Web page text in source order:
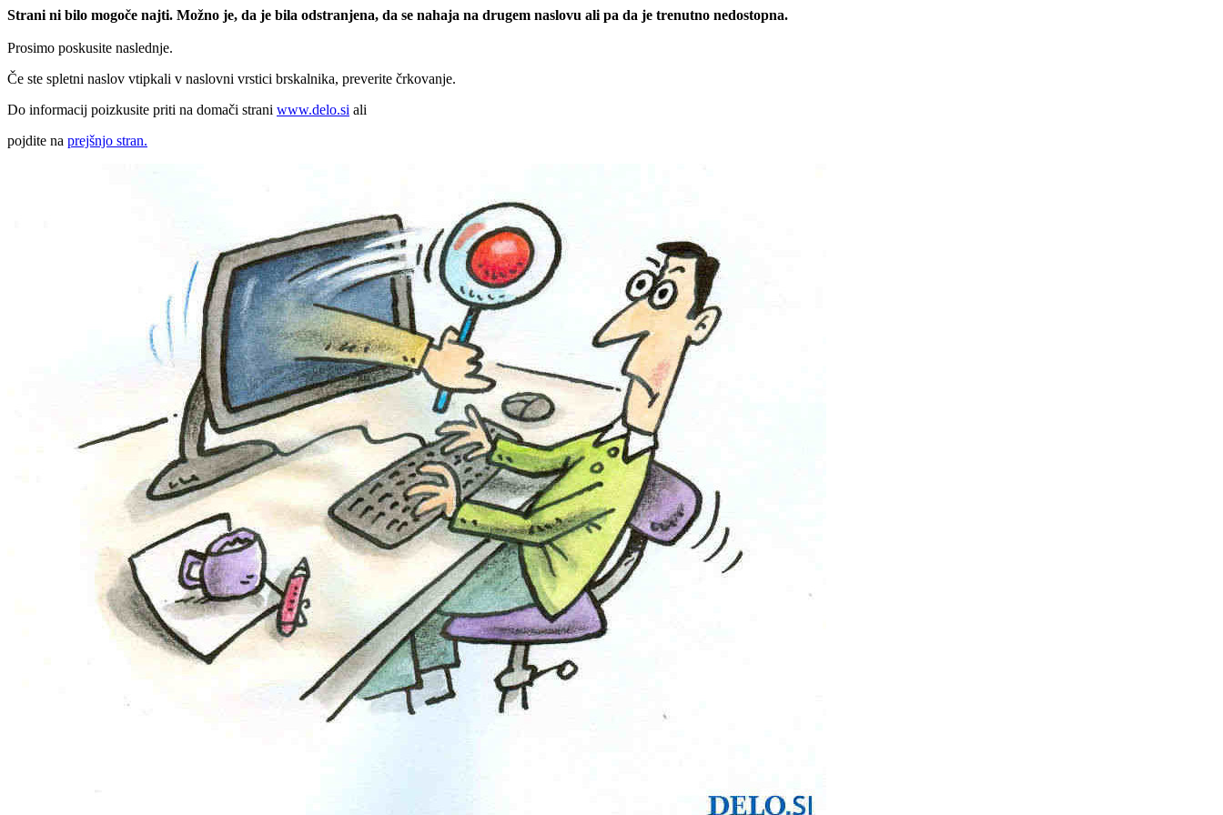
Strani ni bilo mogoče najti. Možno je, da je bila odstranjena, da se nahaja na drugem naslovu ali pa da je trenutno nedostopna.
Prosimo poskusite naslednje.
Če ste spletni naslov vtipkali v naslovni vrstici brskalnika, preverite črkovanje.
Do informacij poizkusite priti na domači strani www.delo.si ali
pojdite na prejšnjo stran.